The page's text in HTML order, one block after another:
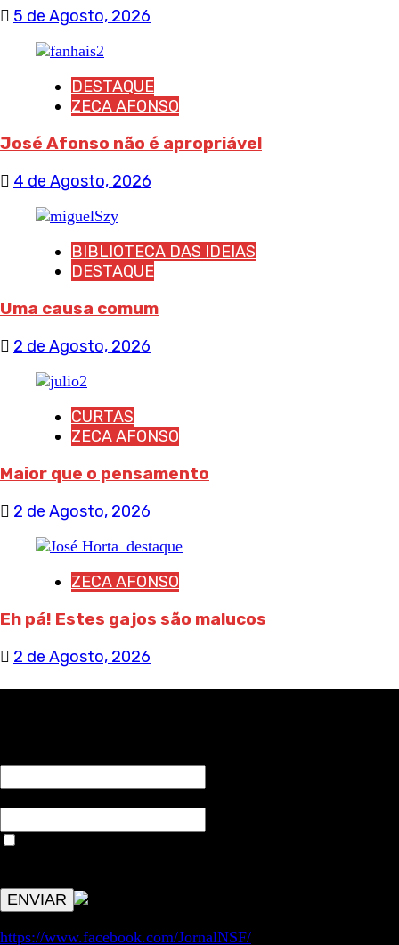
5 de Agosto, 2026
DESTAQUE
ZECA AFONSO
José Afonso não é apropriável
4 de Agosto, 2026
BIBLIOTECA DAS IDEIAS
DESTAQUE
Uma causa comum
2 de Agosto, 2026
CURTAS
ZECA AFONSO
Maior que o pensamento
2 de Agosto, 2026
ZECA AFONSO
Eh pá! Estes gajos são malucos
2 de Agosto, 2026
https://www.facebook.com/JornalNSF/